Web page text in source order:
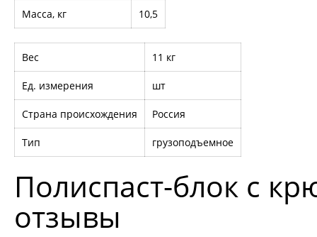
Масса, кг 10,5
Вес 11 кг
Ед. измерения шт
Страна происхождения Россия
Тип грузоподъемное
Полиспаст-блок с
отзывы